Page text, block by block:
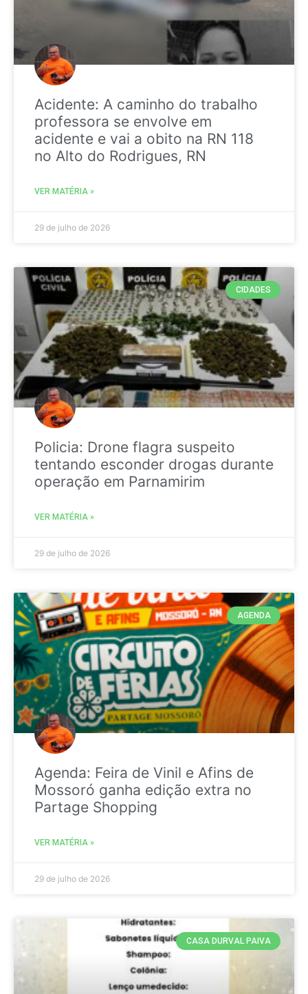
Acidente: A caminho do trabalho
professora se envolve em
acidente e vai a obito na RN 118
no Alto do Rodrigues, RN
VER MATÉRIA »
29 de julho de 2026
CIDADES
Policia: Drone flagra suspeito
tentando esconder drogas durante
operação em Parnamirim
VER MATÉRIA »
29 de julho de 2026
AGENDA
Agenda: Feira de Vinil e Afins de
Mossoró ganha edição extra no
Partage Shopping
VER MATÉRIA »
29 de julho de 2026
CASA DURVAL PAIVA